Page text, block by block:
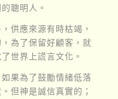
聰明人。
供應來源有時枯竭，
為了保留好顧客，就
世界上謊言文化。
果為了鼓勵情緒低落
但神是誠信真實的；